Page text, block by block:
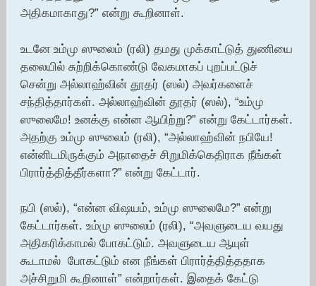
அதிகமாகாது?” என்று கூறினாள்.
உடனே உம்மு ஸுலைம் (ரலி) தமது முக்காட்டுத் துணியை
தலையில் சுற்றிக்கொண்டு வேகமாகப் புறப்பட்டுச்
சென்று அல்லாஹ்வின் தூதர் (ஸல்) அவர்களைச்
சந்தித்தார்கள். அல்லாஹ்வின் தூதர் (ஸல்), “உம்மு
ஸுலைமே! உனக்கு என்ன ஆயிற்று?” என்று கேட்டார்கள்.
அதற்கு உம்மு ஸுலைம் (ரலி), “அல்லாஹ்வின் நபியே!
என்னிடமிருக்கும் அநாதைச் சிறுமிக்கெதிராக நீங்கள்
பிரார்த்தித்தீர்களா?” என்று கேட்டார்.
நபி (ஸல்), “என்ன விஷயம், உம்மு ஸுலைமே?” என்று
கேட்டார்கள். உம்மு ஸுலைம் (ரலி), “அவளுடைய வயது
அதிகரிக்காமல் போகட்டும். அவளுடைய ஆயுள்
கூடாமல் போகட்டும் என நீங்கள் பிரார்த்தித்ததாக
அச்சிறுமி கூறினாள்” என்றார்கள். இதைக் கேட்டு